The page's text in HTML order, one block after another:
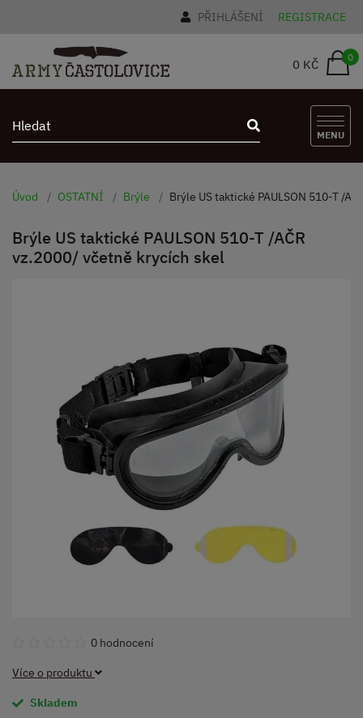
PŘIHLÁŠENÍ REGISTRACE
0 KČ 0
MENU
Úvod OSTATNÍ Brýle Brýle US taktické PAULSON 510-T /
Brýle US taktické PAULSON 510-T /AČR
vz.2000/ včetně krycích skel
0 hodnocení
Více o produktu
Skladem